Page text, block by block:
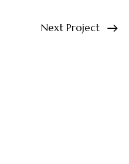
Next Project